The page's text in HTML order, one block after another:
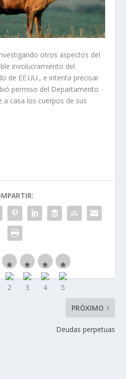
otros aspectos del
involucramiento del
de EE.UU., e intenta precisar
permiso del Departamento
a casa los cuerpos de sus
PRÓXIMO
Deudas perpetuas